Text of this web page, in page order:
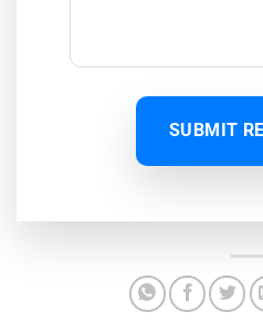
SUBMIT